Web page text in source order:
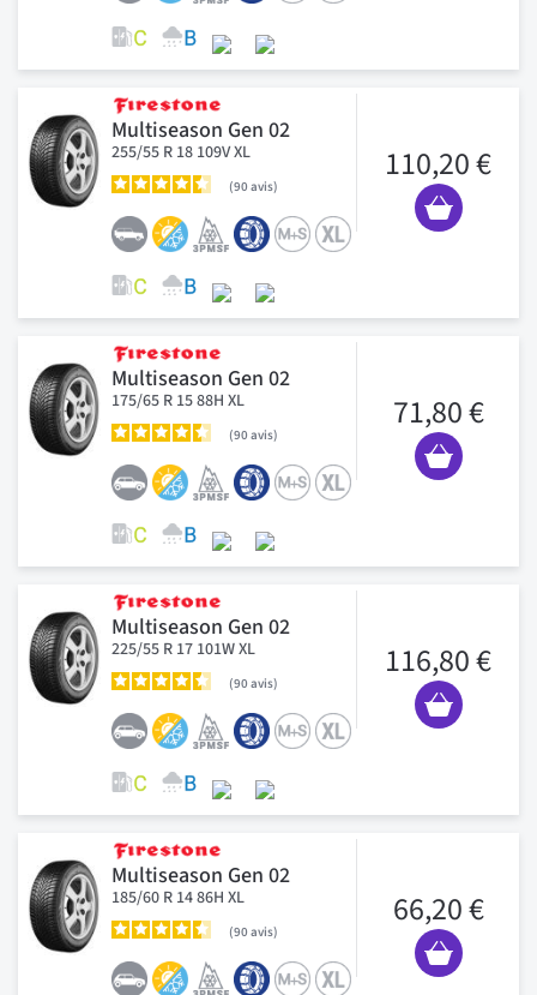
Multiseason Gen 02
255/55 R 18 109V XL
90avis
110,20 €
Multiseason Gen 02
175/65 R 15 88H XL
90avis
71,80 €
Multiseason Gen 02
225/55 R 17 101W XL
90avis
116,80 €
Multiseason Gen 02
185/60 R 14 86H XL
90avis
66,20 €